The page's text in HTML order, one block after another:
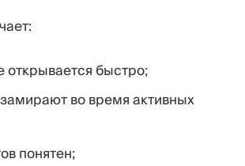
открывается быстро;
во время активных
понятен;